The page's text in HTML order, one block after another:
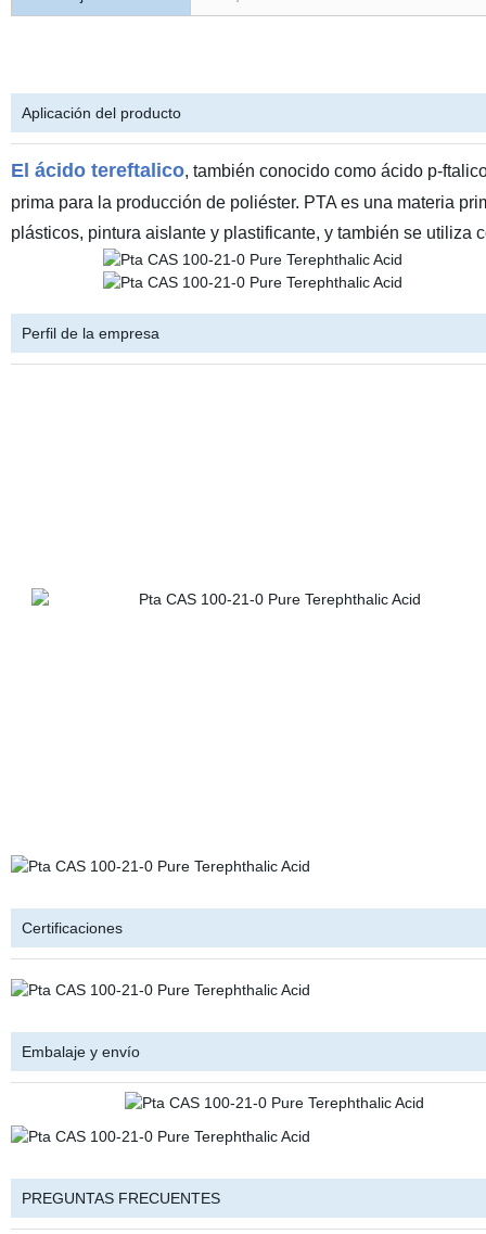
Aplicación del producto
El ácido tereftalico, también conocido como ácido p-
prima para la producción de poliéster. PTA es una materia
plásticos, pintura aislante y plastificante, y también se utiliza
Perfil de la empresa
Certificaciones
Embalaje y envío
PREGUNTAS FRECUENTES